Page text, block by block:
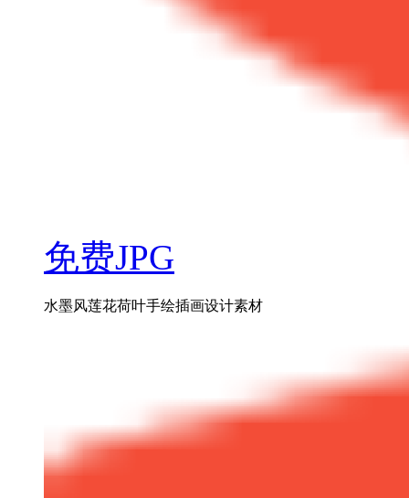
免费JPG
水墨风莲花荷叶手绘插画设计素材